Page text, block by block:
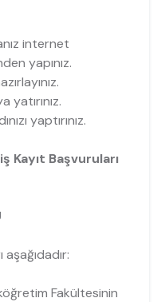
internet
yapınız.
yaptırınız.
Kayıt Başvuruları
Fakültesinin